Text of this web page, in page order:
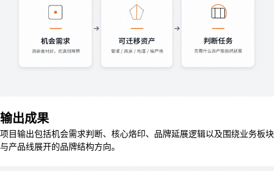
输出成果
项目输出包括机会需求判断、核心烙印、品牌延展逻辑以及围绕业务板块
与产品线展开的品牌结构方向。